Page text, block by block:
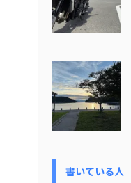
書いている人